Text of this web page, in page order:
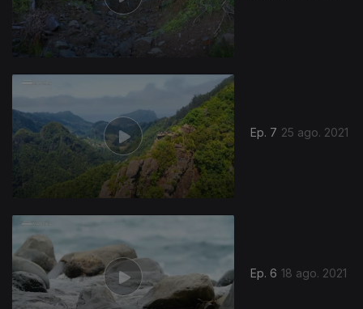
Ep. 7 25 ago. 2021
Ep. 6 18 ago. 2021